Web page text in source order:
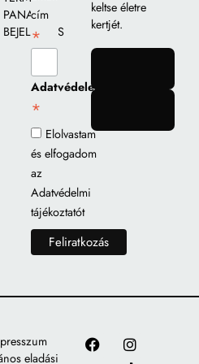
PANASZ
BEJELENTÉS
cím
*
Adatvédelem
*
Elolvastam
és elfogadom
az
Adatvédelmi
tájékoztatót
keltse életre
kertjét.
eladási